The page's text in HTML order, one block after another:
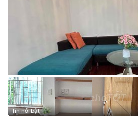
Tin nổi bật